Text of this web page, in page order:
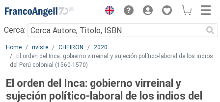
Menu
Cerca:
Main content
Home riviste CHEIRON
2020
El orden del Inca: gobierno virreinal y sujeción político-laboral de los indios
del Perú colonial (1560-1570)
El orden del Inca: gobierno virreinal y
sujeción político-laboral de los indios del